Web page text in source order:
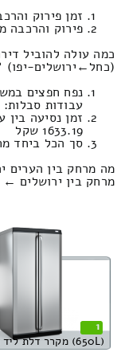
זמן פירוק והרכבה 1 שעות 16
פירוק והרכבה מחיר
(כחל‎←‏ירושלים-יפו) ?
עבודות סבלות: 1457.14 ₪
1633.19 שקל
סך הכל ביחד מחיר
מה מרחק בין הערים
מרחק בין ירושלים ← לכחל הוא
1
(650L) מקרר דלת ליד דלת